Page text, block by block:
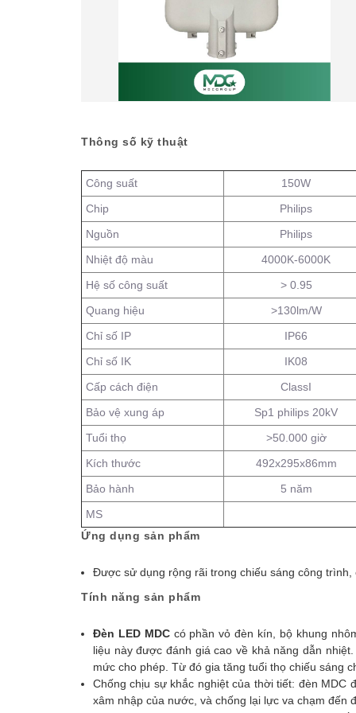
Thông số kỹ thuật
Công suất
150W
Chip
Philips
Nguồn
Philips
Nhiệt độ màu
4000K-6000K
Hệ số công suất
> 0.95
Quang hiệu
>130lm/W
Chỉ số IP
IP66
Chỉ số IK
IK08
Cấp cách điện
ClassI
Bảo vệ xung áp
Sp1 philips 20kV
Tuổi thọ
>50.000 giờ
Kích thước
492x295x86mm
Bảo hành
5 năm
MS
Ứng dụng sản phẩm
Được sử dụng rộng rãi trong chiếu sáng công
Tính năng sản phẩm
Đèn LED MDC có phần vỏ đèn kín, bộ khung
liệu này được đánh giá cao về khả năng dẫn
mức cho phép. Từ đó gia tăng tuổi thọ chiếu sáng
Chống chịu sự khắc nghiệt của thời tiết: đèn
xâm nhập của nước, và chống lại lực va chạm đến